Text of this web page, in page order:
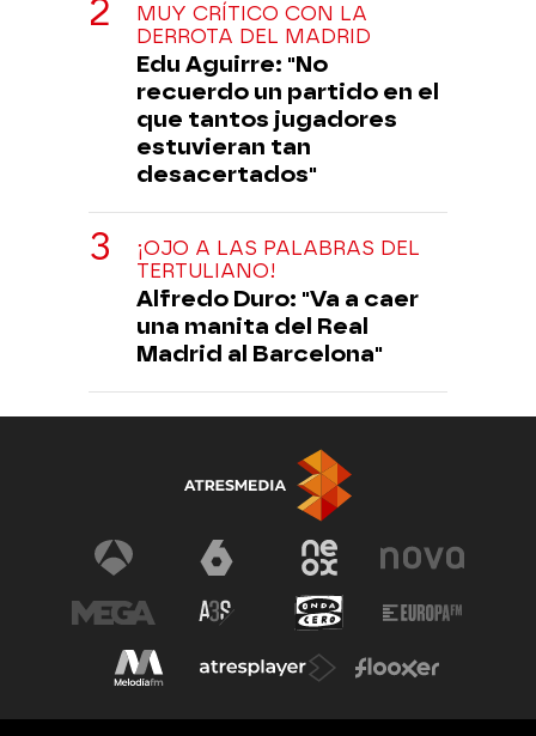
MUY CRÍTICO CON LA
DERROTA DEL MADRID
Edu Aguirre: "No
recuerdo un partido en el
que tantos jugadores
estuvieran tan
desacertados"
¡OJO A LAS PALABRAS DEL
TERTULIANO!
Alfredo Duro: "Va a caer
una manita del Real
Madrid al Barcelona"